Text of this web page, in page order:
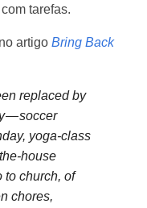
tarefas.
artigo Bring Back
replaced by
— soccer
yoga-class
house
to church, of
chores,